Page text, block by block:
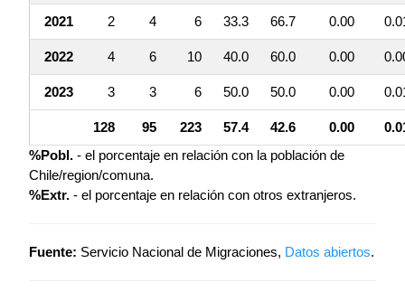
2021 2 4 6 33.3 66.7 0.00
2022 4 6 10 40.0 60.0 0.00
2023 3 3 6 50.0 50.0 0.00
128 95 223 57.4 42.6 0.00
%Pobl. - el porcentaje en relación con la población de
Chile/region/comuna.
%Extr. - el porcentaje en relación con otros extranjeros.
Fuente: Servicio Nacional de Migraciones, Datos abiertos.